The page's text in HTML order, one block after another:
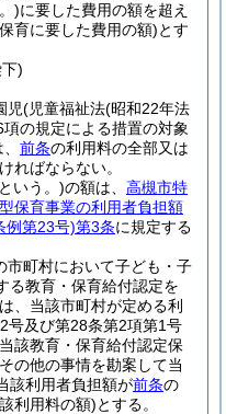
)に要した費用の額を超え
育に要した費用の額)とす
)
児(児童福祉法(昭和22年法
の規定による措置の対象
前条の利用料の全部又は
ればならない。
いう。)の額は、 高槻市特
保育事業の利用者負担額
例第23号)第3条に規定する
市町村において子ども・子
る教育・保育給付認定を
、当該市町村が定める利
号及び第28条第2項第1号
該教育・保育給付認定保
の他の事情を勘案して当
該利用者負担額が前条の
利用料の額)とする。